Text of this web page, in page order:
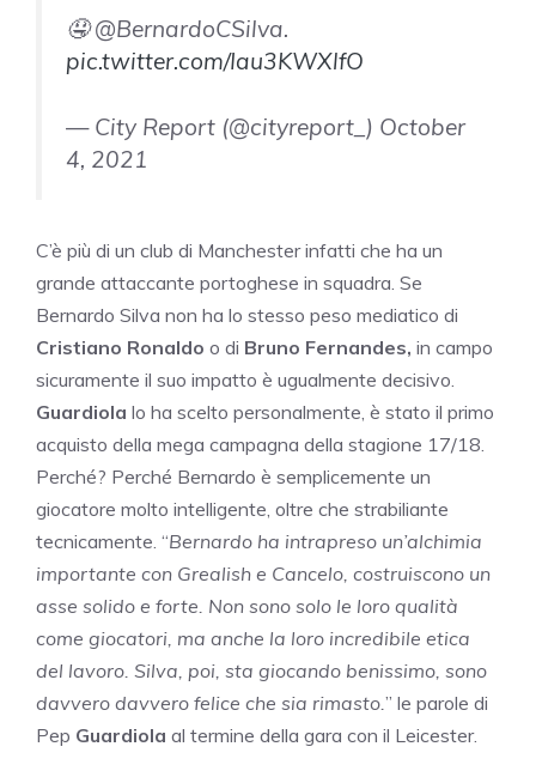
🤤 @BernardoCSilva.
pic.twitter.com/Iau3KWXlfO
— City Report (@cityreport_) October
4, 2021
C’è più di un club di Manchester infatti che ha un
grande attaccante portoghese in squadra. Se
Bernardo Silva non ha lo stesso peso mediatico di
Cristiano Ronaldo o di Bruno Fernandes, in campo
sicuramente il suo impatto è ugualmente decisivo.
Guardiola lo ha scelto personalmente, è stato il primo
acquisto della mega campagna della stagione 17/18.
Perché? Perché Bernardo è semplicemente un
giocatore molto intelligente, oltre che strabiliante
tecnicamente. “Bernardo ha intrapreso un’alchimia
importante con Grealish e Cancelo, costruiscono un
asse solido e forte. Non sono solo le loro qualità
come giocatori, ma anche la loro incredibile etica
del lavoro. Silva, poi, sta giocando benissimo, sono
davvero davvero felice che sia rimasto.” le parole di
Pep Guardiola al termine della gara con il Leicester.